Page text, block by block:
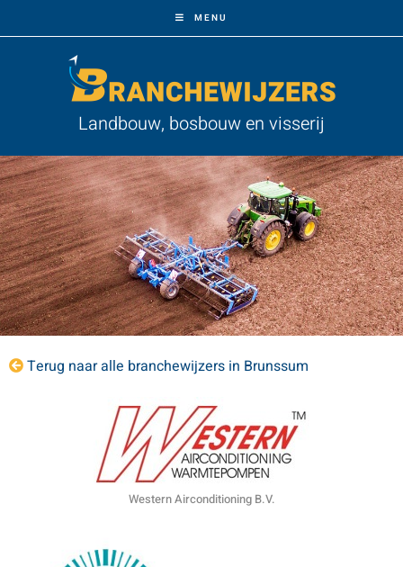
MENU
Landbouw, bosbouw en visserij
Terug naar alle branchewijzers in Brunssum
Western Airconditioning B.V.